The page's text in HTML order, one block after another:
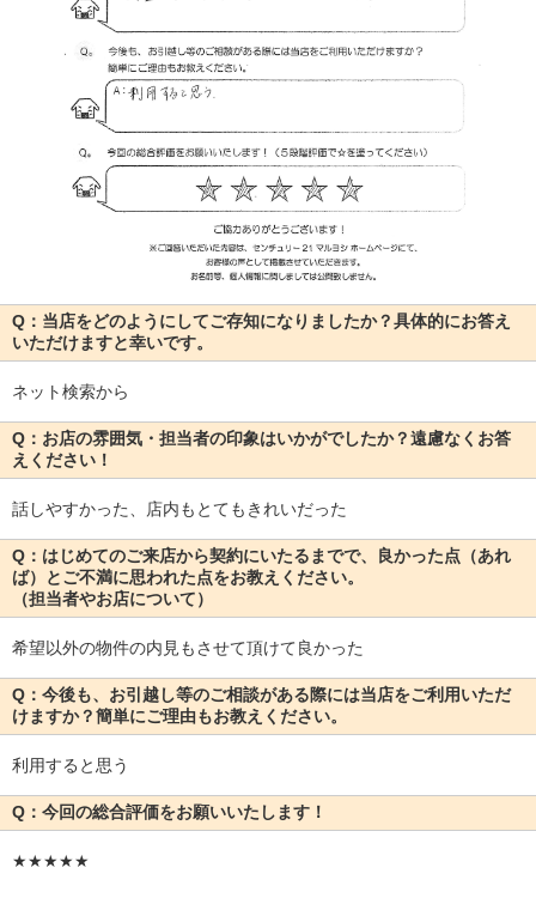
Q：当店をどのようにしてご存知になりましたか？具体的にお答え
いただけますと幸いです。
ネット検索から
Q：お店の雰囲気・担当者の印象はいかがでしたか？遠慮なくお答
えください！
話しやすかった、店内もとてもきれいだった
Q：はじめてのご来店から契約にいたるまでで、良かった点（あれ
ば）とご不満に思われた点をお教えください。
（担当者やお店について）
希望以外の物件の内見もさせて頂けて良かった
Q：今後も、お引越し等のご相談がある際には当店をご利用いただ
けますか？簡単にご理由もお教えください。
利用すると思う
Q：今回の総合評価をお願いいたします！
★★★★★